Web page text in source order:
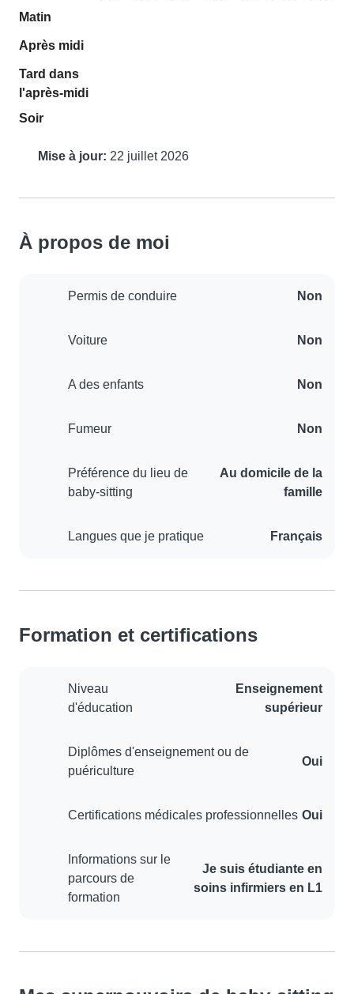
Matin
Après midi
Tard dans
l'après-midi
Soir
Mise à jour: 22 juillet 2026
À propos de moi
Permis de conduire Non
Voiture Non
A des enfants Non
Fumeur Non
Préférence du lieu de
baby-sitting
Au domicile de la
famille
Langues que je pratique Français
Formation et certifications
Niveau
d'éducation
Enseignement
supérieur
Diplômes d'enseignement ou de
puériculture
Oui
Certifications médicales professionnelles Oui
Informations sur le
parcours de
formation
Je suis étudiante en
soins infirmiers en L1